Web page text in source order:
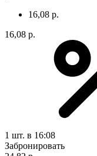
16,08 р.
16,08 р.
1 шт. в 16:08
Забронировать